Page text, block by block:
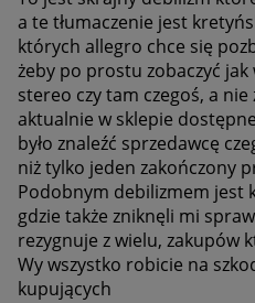
a te tłumaczenie jest
których allegro chce się
żeby po prostu zobaczyć
stereo czy tam czegoś, a
aktualnie w sklepie
było znaleźć sprzedawcę
niż tylko jeden zakończony
Podobnym debilizmem jest
gdzie także zniknęli mi
rezygnuje z wielu, zakupów
Wy wszystko robicie na
kupujących